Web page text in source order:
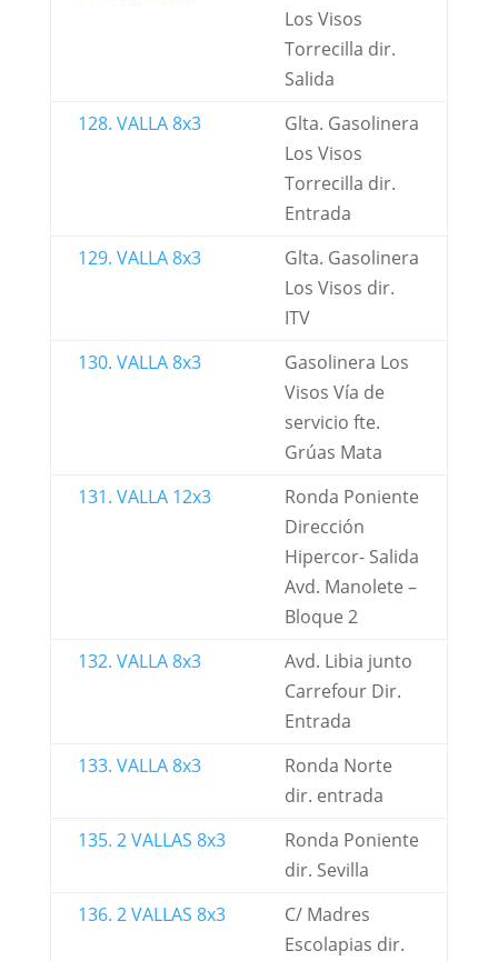
Los Visos
Torrecilla dir.
Salida
128. VALLA 8x3
Glta. Gasolinera
Los Visos
Torrecilla dir.
Entrada
129. VALLA 8x3
Glta. Gasolinera
Los Visos dir.
ITV
130. VALLA 8x3
Gasolinera Los
Visos Vía de
servicio fte.
Grúas Mata
131. VALLA 12x3
Ronda Poniente
Dirección
Hipercor- Salida
Avd. Manolete –
Bloque 2
132. VALLA 8x3
Avd. Libia junto
Carrefour Dir.
Entrada
133. VALLA 8x3
Ronda Norte
dir. entrada
135. 2 VALLAS 8x3
Ronda Poniente
dir. Sevilla
136. 2 VALLAS 8x3
C/ Madres
Escolapias dir.